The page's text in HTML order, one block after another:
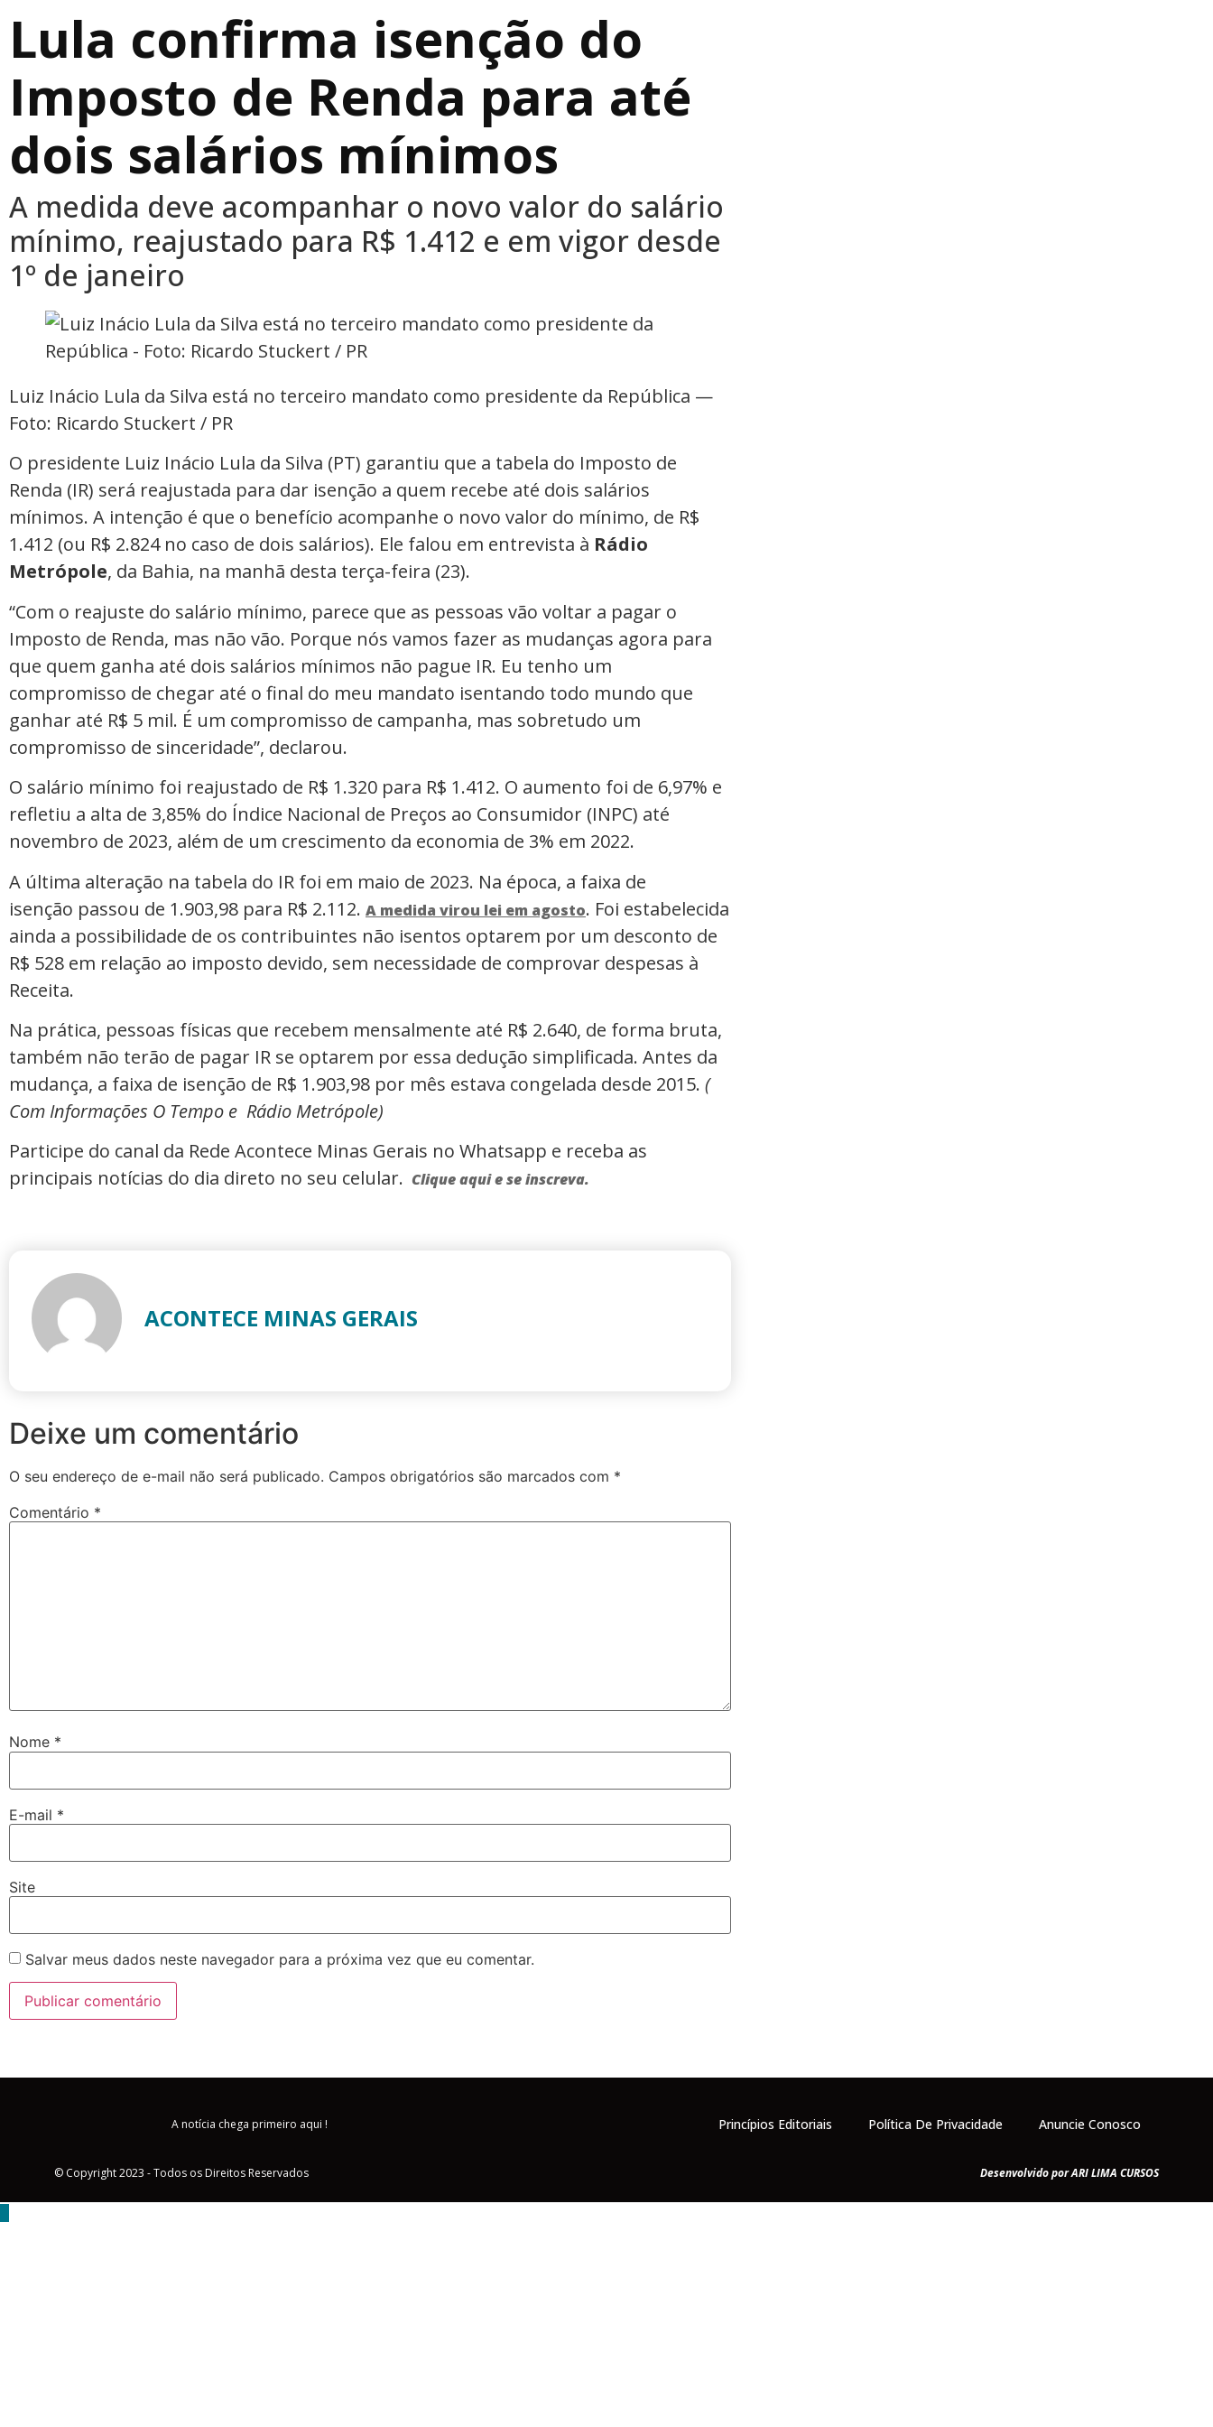
Lula confirma isenção do
Imposto de Renda para até
dois salários mínimos
A medida deve acompanhar o novo valor do salário
mínimo, reajustado para R$ 1.412 e em vigor desde
1º de janeiro
Luiz Inácio Lula da Silva está no terceiro mandato como presidente da República —
Foto: Ricardo Stuckert / PR
O presidente Luiz Inácio Lula da Silva (PT) garantiu que a tabela do Imposto de
Renda (IR) será reajustada para dar isenção a quem recebe até dois salários
mínimos. A intenção é que o benefício acompanhe o novo valor do mínimo, de R$
1.412 (ou R$ 2.824 no caso de dois salários). Ele falou em entrevista à Rádio
Metrópole, da Bahia, na manhã desta terça-feira (23).
“Com o reajuste do salário mínimo, parece que as pessoas vão voltar a pagar o
Imposto de Renda, mas não vão. Porque nós vamos fazer as mudanças agora para
que quem ganha até dois salários mínimos não pague IR. Eu tenho um
compromisso de chegar até o final do meu mandato isentando todo mundo que
ganhar até R$ 5 mil. É um compromisso de campanha, mas sobretudo um
compromisso de sinceridade”, declarou.
O salário mínimo foi reajustado de R$ 1.320 para R$ 1.412. O aumento foi de 6,97% e
refletiu a alta de 3,85% do Índice Nacional de Preços ao Consumidor (INPC) até
novembro de 2023, além de um crescimento da economia de 3% em 2022.
A última alteração na tabela do IR foi em maio de 2023. Na época, a faixa de
isenção passou de 1.903,98 para R$ 2.112. A medida virou lei em agosto. Foi estabelecida
ainda a possibilidade de os contribuintes não isentos optarem por um desconto de
R$ 528 em relação ao imposto devido, sem necessidade de comprovar despesas à
Receita.
Na prática, pessoas físicas que recebem mensalmente até R$ 2.640, de forma bruta,
também não terão de pagar IR se optarem por essa dedução simplificada. Antes da
mudança, a faixa de isenção de R$ 1.903,98 por mês estava congelada desde 2015. (
Com Informações O Tempo e Rádio Metrópole)
Participe do canal da Rede Acontece Minas Gerais no Whatsapp e receba as
principais notícias do dia direto no seu celular. Clique aqui e se inscreva.
ACONTECE MINAS GERAIS
Deixe um comentário
O seu endereço de e-mail não será publicado. Campos obrigatórios são marcados com *
Comentário *
Nome *
E-mail *
Site
Salvar meus dados neste navegador para a próxima vez que eu comentar.
A notícia chega primeiro aqui ! Princípios Editoriais Política De Privacidade Anuncie Conosco
© Copyright 2023 - Todos os Direitos Reservados Desenvolvido por ARI LIMA CURSOS